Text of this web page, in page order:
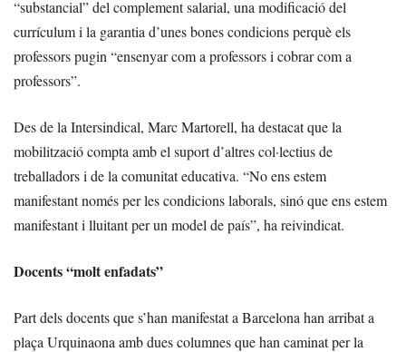
“substancial” del complement salarial, una modificació del
currículum i la garantia d’unes bones condicions perquè els
professors pugin “ensenyar com a professors i cobrar com a
professors”.
Des de la Intersindical, Marc Martorell, ha destacat que la
mobilització compta amb el suport d’altres col·lectius de
treballadors i de la comunitat educativa. “No ens estem
manifestant només per les condicions laborals, sinó que ens estem
manifestant i lluitant per un model de país”, ha reivindicat.
Docents “molt enfadats”
Part dels docents que s’han manifestat a Barcelona han arribat a
plaça Urquinaona amb dues columnes que han caminat per la